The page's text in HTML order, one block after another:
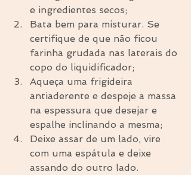
e ingredientes secos;
Bata bem para misturar. Se
certifique de que não ficou
farinha grudada nas laterais do
copo do liquidificador;
Aqueça uma frigideira
antiaderente e despeje a massa
na espessura que desejar e
espalhe inclinando a mesma;
Deixe assar de um lado, vire
com uma espátula e deixe
assando do outro lado.